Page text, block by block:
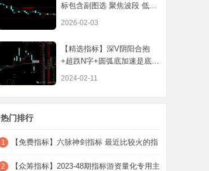
标包含副图选 聚焦波段 低吸
均线与
2026-02-03
【精选指标】深V阴阳合抱
+超跌N字+圆弧底加速是底部
三绝（优化类
2024-02-11
热门排行
1 【免费指标】六脉神剑指标 最近比较火的指
2 【众筹指标】2023-48期指标游资量化专用主